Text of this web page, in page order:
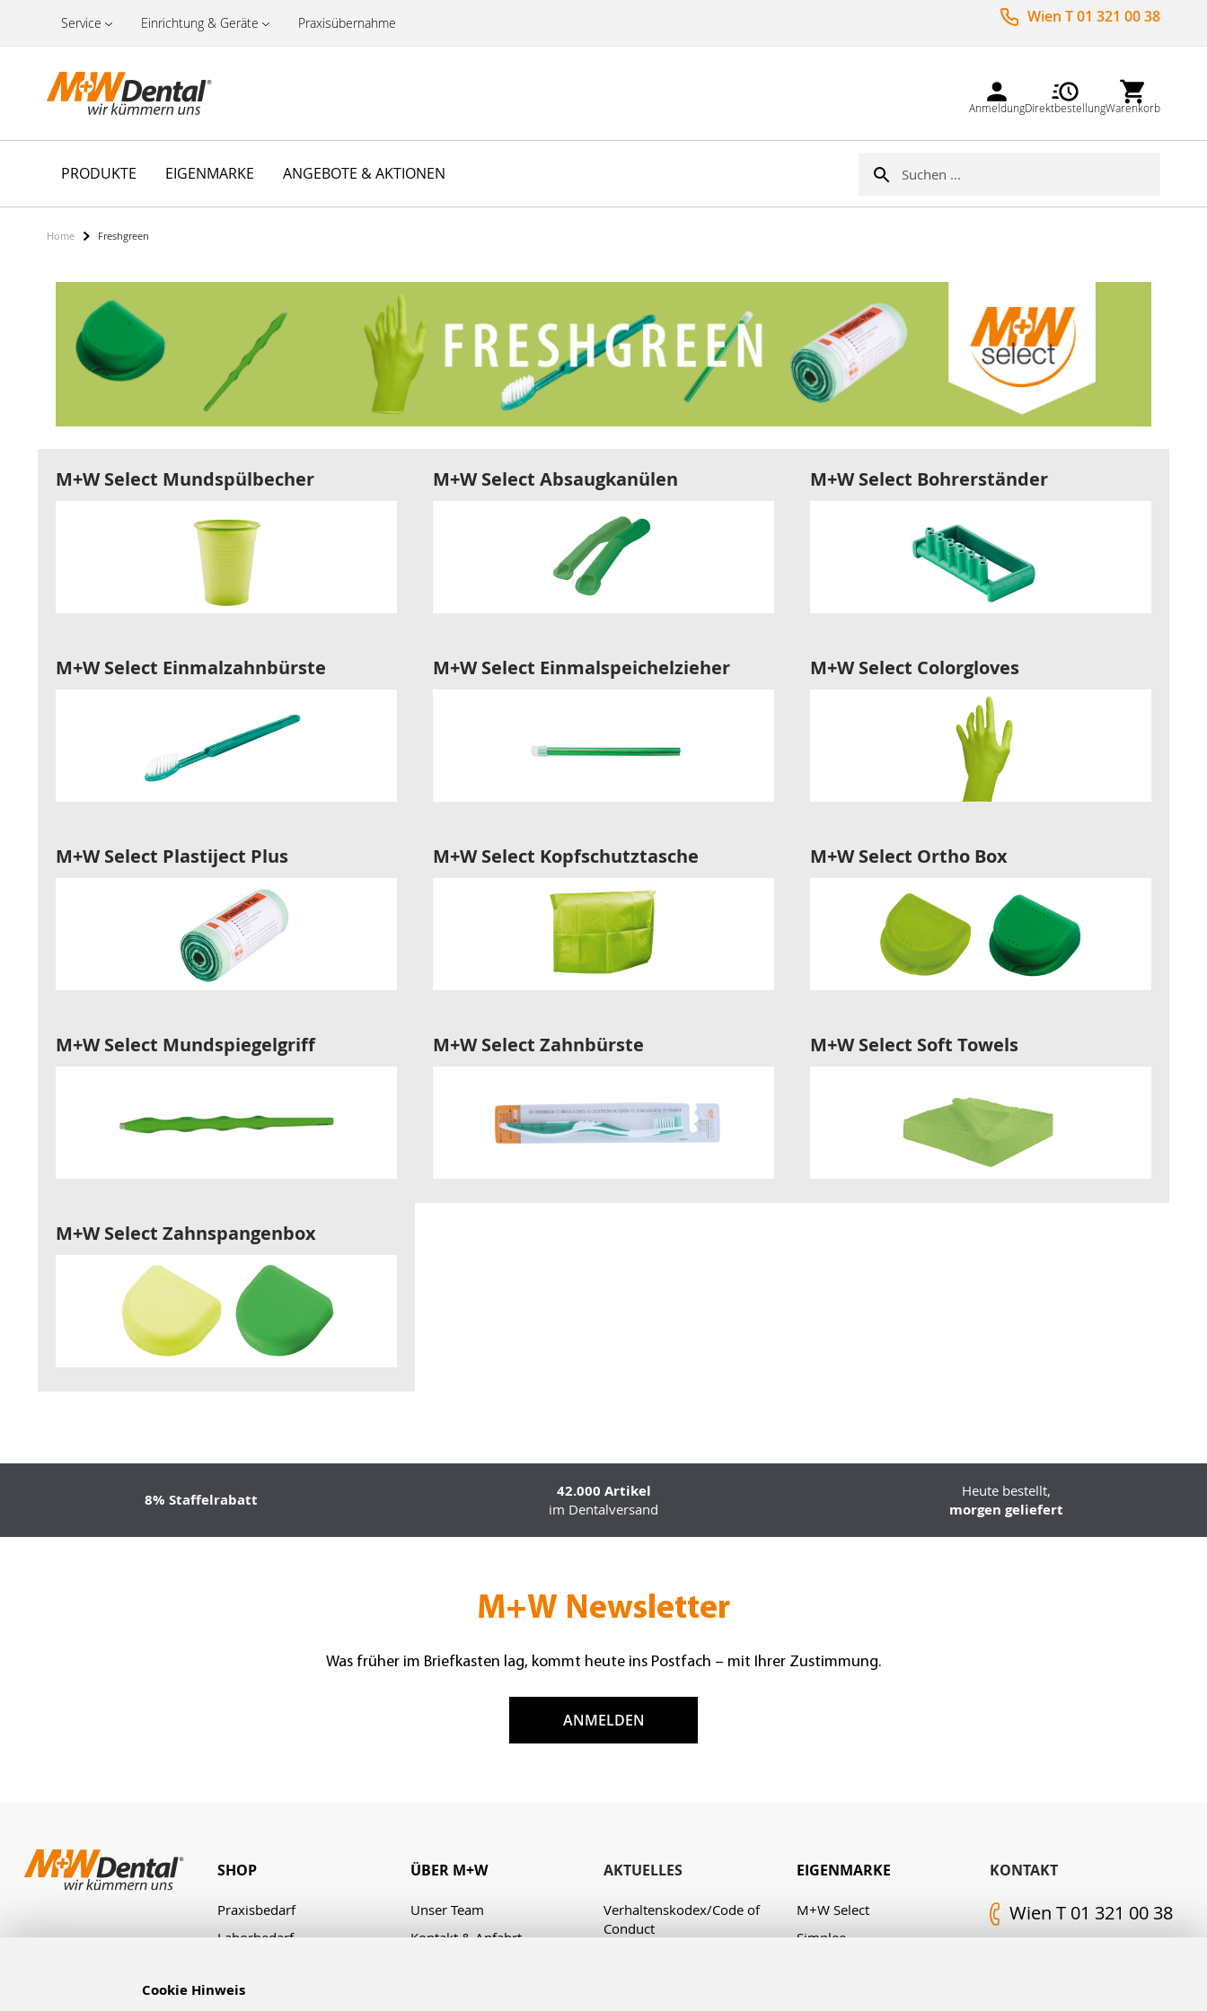
Cookie Hinweis
Service Einrichtung & Geräte Praxisübernahme Wien T 01 321 00 38
AnmeldungDirektbestellungWarenkorb
PRODUKTE EIGENMARKE ANGEBOTE & AKTIONEN Suche
Home Freshgreen
M+W Select Mundspülbecher M+W Select Absaugkanülen M+W Select Bohrerständer
M+W Select Einmalzahnbürste M+W Select Einmalspeichelzieher M+W Select Colorgloves
M+W Select Plastiject Plus M+W Select Kopfschutztasche M+W Select Ortho Box
M+W Select Mundspiegelgriff M+W Select Zahnbürste M+W Select Soft Towels
M+W Select Zahnspangenbox
8% Staffelrabatt 42.000 Artikel
im Dentalversand
Heute bestellt,
morgen geliefert
M+W Newsletter
Was früher im Briefkasten lag, kommt heute ins Postfach – mit Ihrer Zustimmung.
ANMELDEN
KONTAKT
Wien T 01 321 00 38
SHOP
Praxisbedarf
Laborbedarf
ÜBER M+W
Unser Team
Kontakt & Anfahrt
AKTUELLES
Verhaltenskodex/Code of
Conduct
EIGENMARKE
M+W Select
Simplee